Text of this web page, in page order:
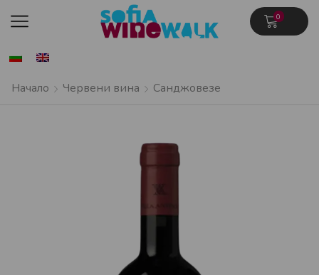
0
Начало Червени вина Санджовезе